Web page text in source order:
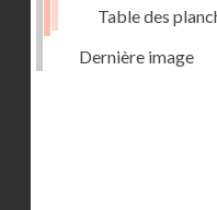
Table des
Dernière image